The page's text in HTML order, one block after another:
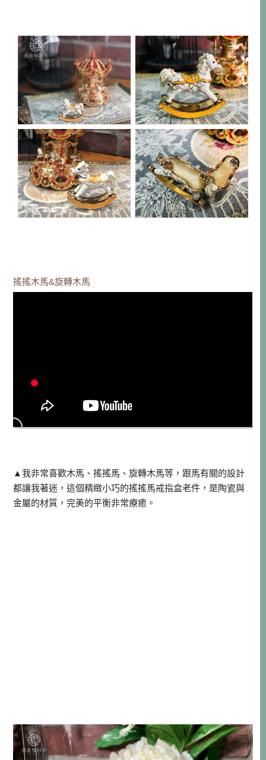
搖搖木馬&旋轉木馬
▲我非常喜歡木馬、搖搖馬、旋轉木馬等，跟馬有關的設計
都讓我著迷，這個精緻小巧的搖搖馬戒指盒老件，是陶瓷與
金屬的材質，完美的平衡非常療癒。